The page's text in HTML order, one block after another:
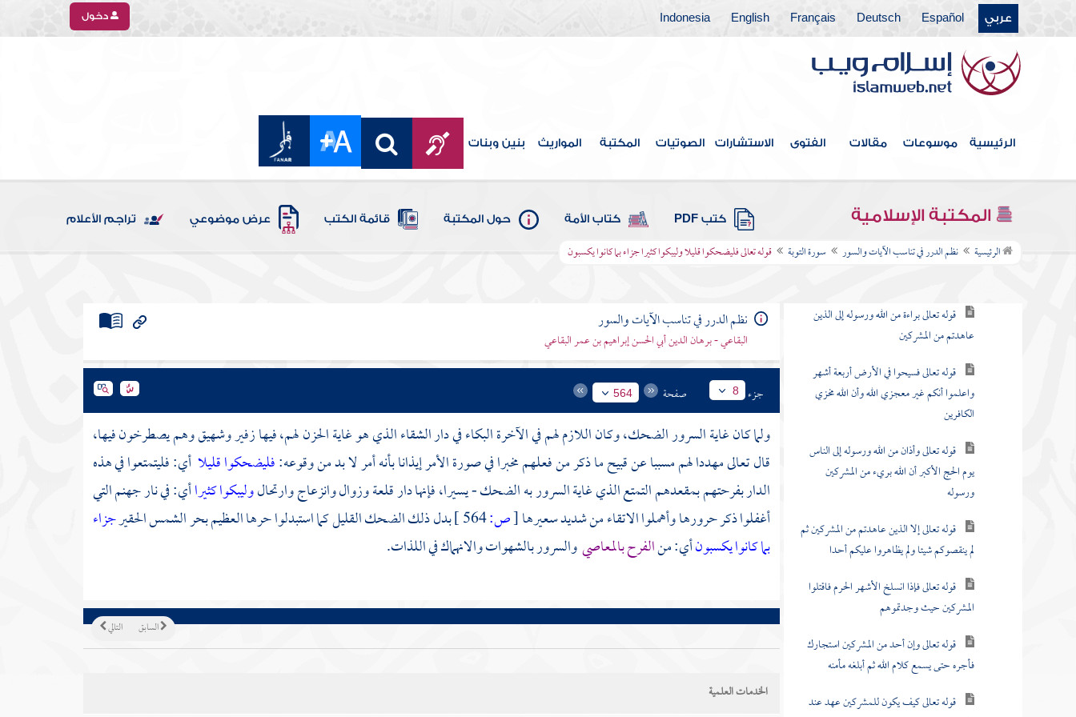
عربي Español
Deutsch
Français
English
Indonesia دخول
الرئيسية موسوعات مقالات الفتوى الاستشارات الصوتيات المكتبة المواريث بنين وبنات
المكتبة الإسلامية كتب PDF كتاب الأمة حول المكتبة قائمة الكتب عرض موضوعي تراجم الأعلام
الرئيسية نظم الدرر في تناسب الآيات والسور سورة التوبة قوله تعالى فليضحكوا قليلا وليبكوا كثيرا جزاء بما كانوا يكسبون
سورة آل عمران
سورة النساء
سورة " المائدة
سورة الأنعام
سورة الأعراف
سورة الأنفال
سورة التوبة
قوله تعالى براءة من الله ورسوله إلى الذين
عاهدتم من المشركين
قوله تعالى فسيحوا في الأرض أربعة أشهر
واعلموا أنكم غير معجزي الله وأن الله مخزي
الكافرين
قوله تعالى وأذان من الله ورسوله إلى الناس
يوم الحج الأكبر أن الله بريء من المشركين
ورسوله
قوله تعالى إلا الذين عاهدتم من المشركين ثم
لم ينقصوكم شيئا ولم يظاهروا عليكم أحدا
قوله تعالى فإذا انسلخ الأشهر الحرم فاقتلوا
المشركين حيث وجدتموهم
قوله تعالى وإن أحد من المشركين استجارك
فأجره حتى يسمع كلام الله ثم أبلغه مأمنه
قوله تعالى كيف يكون للمشركين عهد عند
نظم الدرر في تناسب الآيات والسور
البقاعي - برهان الدين أبي الحسن إبراهيم بن عمر البقاعي
جزء 8 صفحة 564
ولما كان غاية السرور الضحك، وكان اللازم لهم في الآخرة البكاء في دار الشقاء الذي هو غاية الحزن لهم، فيها زفير وشهيق وهم يصطرخون فيها،
قال تعالى مهددا لهم مسببا عن قبيح ما ذكر من فعلهم مخبرا في صورة الأمر إيذانا بأنه أمر لا بد من وقوعه:فليضحكوا قليلا أي: فليتمتعوا في هذه
الدار بفرحتهم بمقعدهم التمتع الذي غاية السرور به الضحك - يسيرا، فإنها دار قلعة وزوال وانزعاج وارتحالوليبكوا كثيراأي: في نار جهنم التي
أغفلوا ذكر حرورها وأهملوا الاتقاء من شديد سعيرها[ص:564 ] بدل ذلك الضحك القليل كما استبدلوا حرها العظيم بحر الشمس الحقيرجزاء
بما كانوا يكسبونأي: منالفرح بالمعاصيوالسرور بالشهوات والانهماك في اللذات.
التالي السابق
الخدمات العلمية